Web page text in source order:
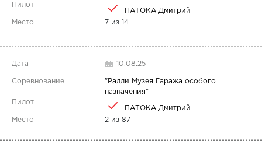
ПАТОКА Дмитрий
7 из 14
10.08.25
"Ралли Музея Гаража особого
назначения"
ПАТОКА Дмитрий
2 из 87